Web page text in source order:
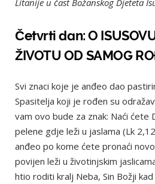
Četvrti dan: O
ŽIVOTU OD SAMOG
Svi znaci koje je anđeo dao
Spasitelja koji je rođen su
vam ovo bude za znak: Naći ćete
pelene gdje leži u jaslama (Lk
anđeo po kome ćete pronaći
povijen leži u životinjskim
htio roditi kralj Neba, Sin Božji